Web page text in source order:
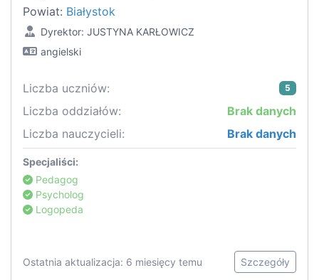
Powiat: Białystok
Dyrektor: JUSTYNA KARŁOWICZ
angielski
Liczba uczniów: 5
Liczba oddziałów:
Brak danych
Liczba nauczycieli:
Brak danych
Specjaliści:
Pedagog
Psycholog
Logopeda
Ostatnia aktualizacja: 6 miesięcy temu Szczegóły